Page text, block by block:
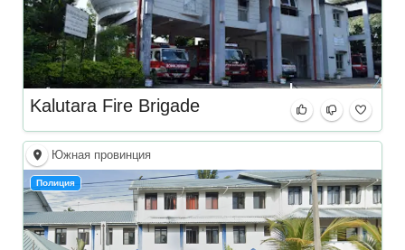
Kalutara Fire Brigade
Южная провинция
Полиция